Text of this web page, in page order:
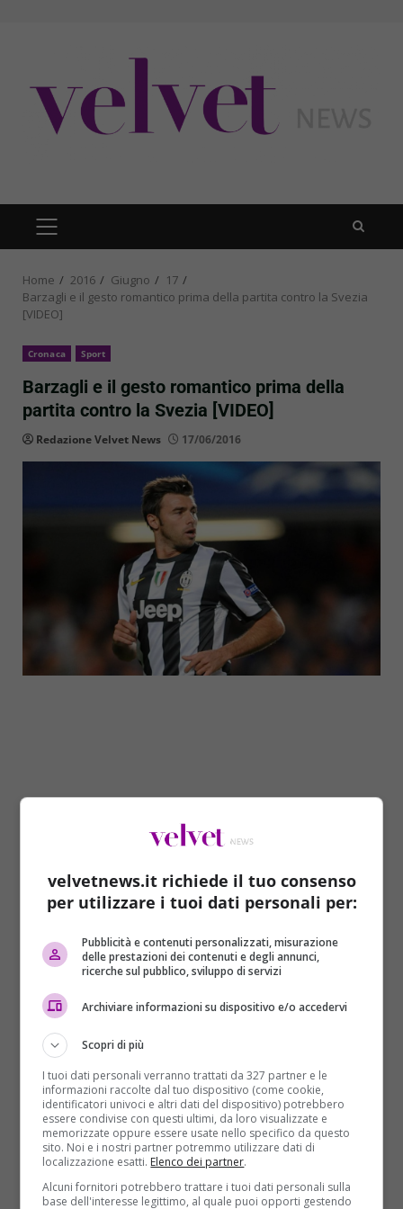
PRIMARY
MENU
Home 2016 Giugno
17
Barzagli e il gesto romantico prima della partita contro la Svezia
[VIDEO]
Cronaca Sport
Barzagli e il gesto romantico prima della
partita contro la Svezia [VIDEO]
Redazione Velvet News 17/06/2016
Il più romantico della partita Italia Svezia è stato
Andrea Barzagli. Il difensore della Nazionale
qualcosa tra l’erba, una coccinella. Subito il giocatore
ha chiamato Paolo Bertelli, uno dei preparatori
atletici azzurri, per salvare e portare fuori dal campo
una coccinella.Un gesto romantico oppure
scaramanzia? Visto che oggi è venerdì 17 e le
coccinelle portano fortuna?
velvetnews.it richiede il tuo consenso
per utilizzare i tuoi dati personali per:
Pubblicità e contenuti personalizzati, misurazione
delle prestazioni dei contenuti e degli annunci,
ricerche sul pubblico, sviluppo di servizi
Archiviare informazioni su dispositivo e/o accedervi
Scopri di più
I tuoi dati personali verranno trattati da 327 partner e le
informazioni raccolte dal tuo dispositivo (come cookie,
identificatori univoci e altri dati del dispositivo) potrebbero
essere condivise con questi ultimi, da loro visualizzate e
memorizzate oppure essere usate nello specifico da questo
sito. Noi e i nostri partner potremmo utilizzare dati di
localizzazione esatti. Elenco dei partner.
Alcuni fornitori potrebbero trattare i tuoi dati personali sulla
base dell'interesse legittimo, al quale puoi opporti gestendo